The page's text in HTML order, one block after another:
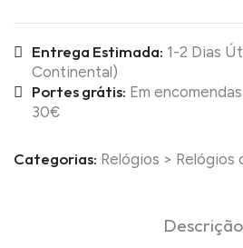
Entrega Estimada: 1-2 Dias
Continental)
Portes grátis: Em
30€
Categorias: Relógios > Relógios
Descrição